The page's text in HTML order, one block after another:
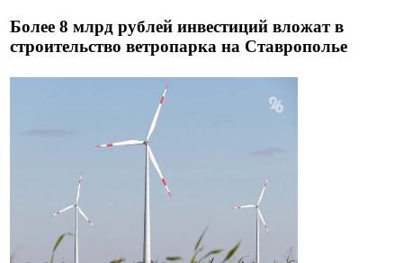
Более 8 млрд рублей инвестиций вложат в
строительство ветропарка на Ставрополье